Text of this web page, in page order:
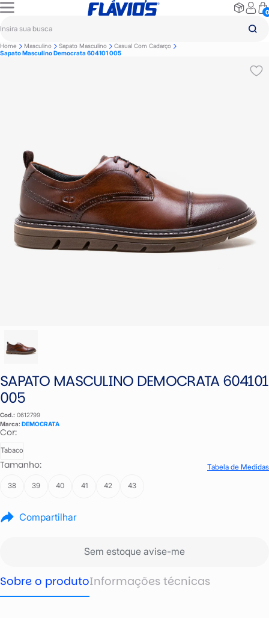
0
Home Masculino Sapato Masculino
Casual Com Cadarço
Sapato Masculino Democrata 604101 005
SAPATO MASCULINO DEMOCRATA 604101
005
Cod.: 0612799
Marca: DEMOCRATA
Cor:
Tabaco
Tamanho: Tabela de Medidas
38 39 40 41 42 43
Compartilhar
Sem estoque avise-me
Sobre o produtoInformações técnicas